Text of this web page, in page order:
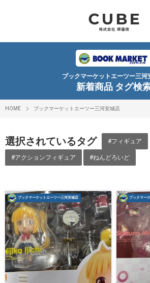
ブックマーケットエーツー三河
新着商品 タグ検
HOME ブックマーケットエーツー三河安城店
選択されているタグ #フィギュア
#アクションフィギュア #ねんどろいど
ブックマーケットエーツー三河安城店 ブックマー